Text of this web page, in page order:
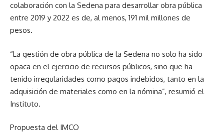
colaboración con la Sedena para desarrollar obra pública
entre 2019 y 2022 es de, al menos, 191 mil millones de
pesos.
“La gestión de obra pública de la Sedena no solo ha sido
opaca en el ejercicio de recursos públicos, sino que ha
tenido irregularidades como pagos indebidos, tanto en la
adquisición de materiales como en la nómina”, resumió el
Instituto.
Propuesta del IMCO